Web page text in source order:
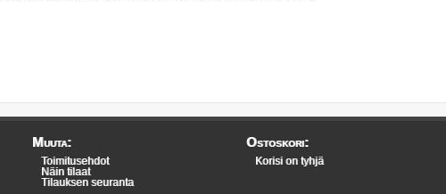
Muuta:
Toimitusehdot
Näin tilaat
Tilauksen seuranta
Ostoskori:
Korisi on tyhjä